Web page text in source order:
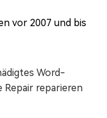
vor 2007 und bis
Word-
Repair reparieren